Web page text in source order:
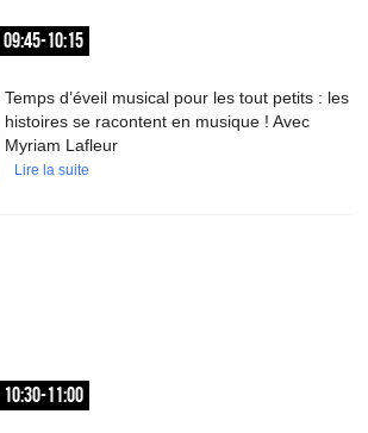
09:45-10:15
Temps d’éveil musical pour les tout petits : les
histoires se racontent en musique ! Avec
Myriam Lafleur
Lire la suite
10:30-11:00